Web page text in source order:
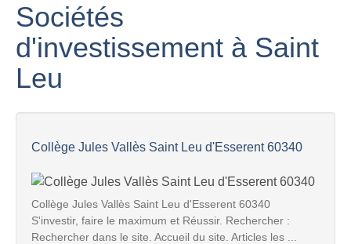
Sociétés
d'investissement à Saint
Leu
Collège Jules Vallès Saint Leu d'Esserent 60340
Collège Jules Vallès Saint Leu d'Esserent 60340
S'investir, faire le maximum et Réussir. Rechercher :
Rechercher dans le site. Accueil du site. Articles les ...